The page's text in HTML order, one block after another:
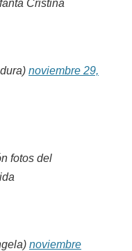
Cristina
noviembre 29,
fotos del
noviembre